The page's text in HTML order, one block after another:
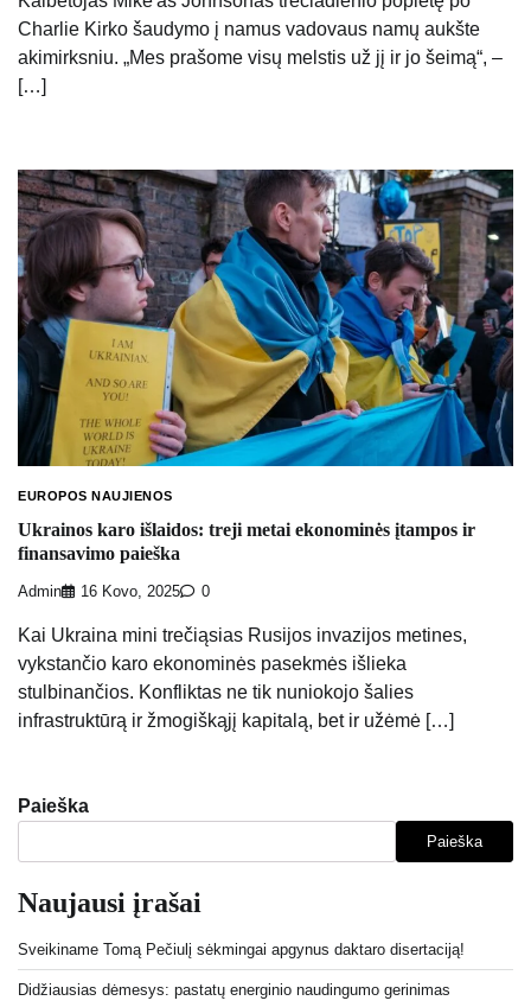
Charlie Kirko šaudymo į namus vadovaus namų aukšte
akimirksniu. „Mes prašome visų melstis už jį ir jo šeimą“, –
[…]
EUROPOS NAUJIENOS
Ukrainos karo išlaidos: treji metai ekonominės įtampos ir
finansavimo paieška
Admin 16 Kovo, 2025 0
Kai Ukraina mini trečiąsias Rusijos invazijos metines,
vykstančio karo ekonominės pasekmės išlieka
stulbinančios. Konfliktas ne tik nuniokojo šalies
infrastruktūrą ir žmogiškąjį kapitalą, bet ir užėmė […]
Paieška
Paieška
Naujausi įrašai
Sveikiname Tomą Pečiulį sėkmingai apgynus daktaro disertaciją!
Didžiausias dėmesys: pastatų energinio naudingumo gerinimas